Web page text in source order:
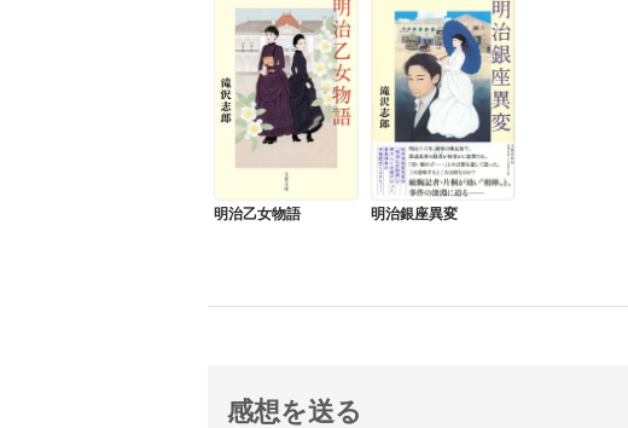
明治乙女物語 明治銀座異変
感想を送る